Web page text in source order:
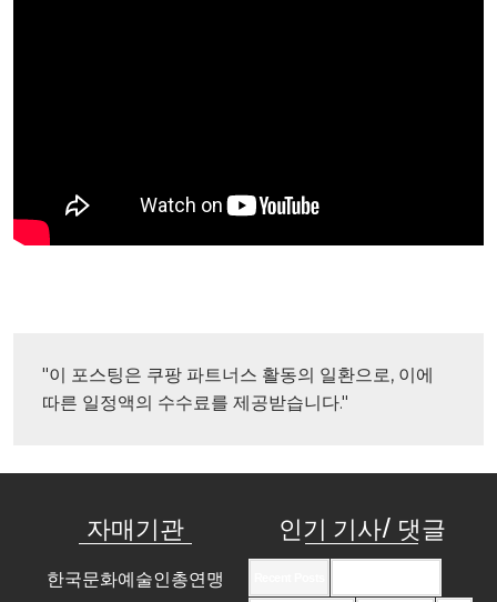
"이 포스팅은 쿠팡 파트너스 활동의 일환으로, 이에
따른 일정액의 수수료를 제공받습니다."
자매기관
한국문화예술인총연맹
인기 기사/ 댓글